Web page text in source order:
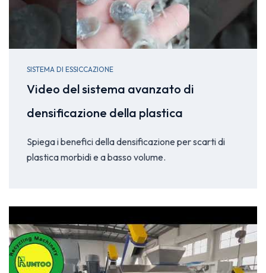
SISTEMA DI ESSICCAZIONE
Video del sistema avanzato di
densificazione della plastica
Spiega i benefici della densificazione per scarti di
plastica morbidi e a basso volume.